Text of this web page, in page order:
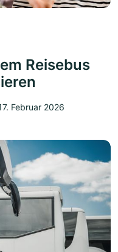
Reisebus
Februar 2026